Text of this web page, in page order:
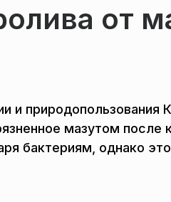
от
и природопользования
мазутом после
бактериям, однако